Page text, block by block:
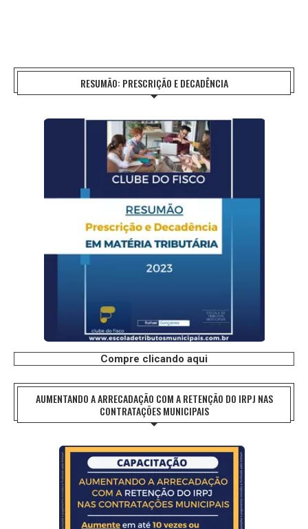
RESUMÃO: PRESCRIÇÃO E DECADÊNCIA
Compre clicando aqui
AUMENTANDO A ARRECADAÇÃO COM A RETENÇÃO DO IRPJ NAS
CONTRATAÇÕES MUNICIPAIS